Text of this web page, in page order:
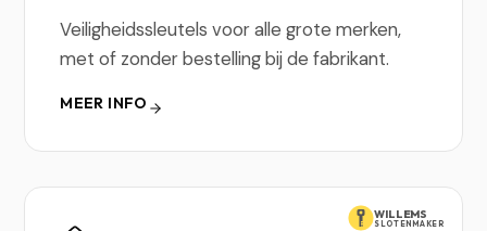
Veiligheidssleutels voor alle grote merken,
met of zonder bestelling bij de fabrikant.
MEER INFO
WILLEMS
SLOTENMAKER